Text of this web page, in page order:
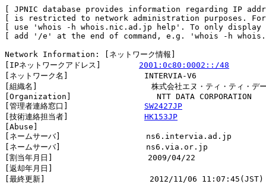
[ JPNIC database provides information regarding IP
[ is restricted to network administration purposes.
[ use 'whois -h whois.nic.ad.jp help'. To only
[ add '/e' at the end of command, e.g. 'whois -h
Network Information: [ネットワーク情報]
[IPネットワークアドレス] 2001:0c80:0002::/48
[ネットワーク名]                INTERVIA-V6
[組織名]                        株式会社エヌ・ティ・ティ・デ
[Organization]                  NTT DATA CORPORATION
[管理者連絡窓口] SW2427JP
[技術連絡担当者] HK153JP
[Abuse]
[ネームサーバ]                  ns6.intervia.ad.jp
[ネームサーバ]                  ns6.via.or.jp
[割当年月日]                    2009/04/22
[返却年月日]
[最終更新]                      2012/11/06 11:07:45(JST)